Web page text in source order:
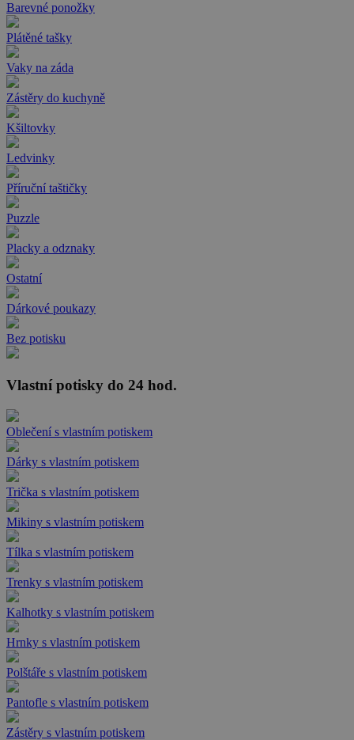
Barevné ponožky
Plátěné tašky
Vaky na záda
Zástěry do kuchyně
Kšiltovky
Ledvinky
Příruční taštičky
Puzzle
Placky a odznaky
Ostatní
Dárkové poukazy
Bez potisku
Vlastní potisky do 24 hod.
Oblečení s vlastním potiskem
Dárky s vlastním potiskem
Trička s vlastním potiskem
Mikiny s vlastním potiskem
Tílka s vlastním potiskem
Trenky s vlastním potiskem
Kalhotky s vlastním potiskem
Hrnky s vlastním potiskem
Polštáře s vlastním potiskem
Pantofle s vlastním potiskem
Zástěry s vlastním potiskem